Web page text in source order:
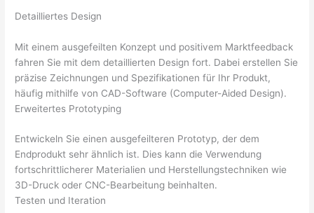
Detailliertes Design
Mit einem ausgefeilten Konzept und positivem Marktfeedback
fahren Sie mit dem detaillierten Design fort. Dabei erstellen Sie
präzise Zeichnungen und Spezifikationen für Ihr Produkt,
häufig mithilfe von CAD-Software (Computer-Aided Design).
Erweitertes Prototyping
Entwickeln Sie einen ausgefeilteren Prototyp, der dem
Endprodukt sehr ähnlich ist. Dies kann die Verwendung
fortschrittlicherer Materialien und Herstellungstechniken wie
3D-Druck oder CNC-Bearbeitung beinhalten.
Testen und Iteration